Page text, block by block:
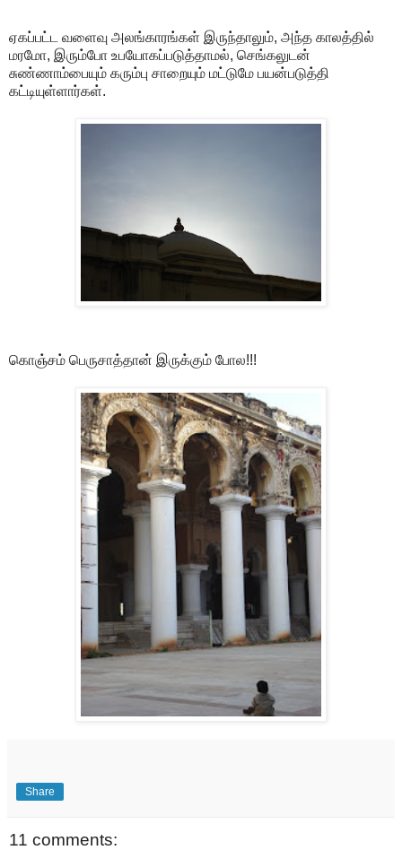
ஏகப்பட்ட வளைவு அலங்காரங்கள் இருந்தாலும், அந்த காலத்தில்
மரமோ, இரும்போ உபயோகப்படுத்தாமல், செங்கலுடன்
சுண்ணாம்பையும் கரும்பு சாறையும் மட்டுமே பயன்படுத்தி
கட்டியுள்ளார்கள்.
கொஞ்சம் பெருசாத்தான் இருக்கும் போல!!!
Share
11 comments: